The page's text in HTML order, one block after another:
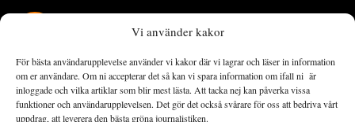
Vi använder kakor
För bästa användarupplevelse använder vi kakor där vi lagrar och läser in information
om er användare. Om ni accepterar det så kan vi spara information om ifall ni är
inloggade och vilka artiklar som blir mest lästa. Att tacka nej kan påverka vissa
funktioner och användarupplevelsen. Det gör det också svårare för oss att bedriva vårt
uppdrag, att leverera den bästa gröna journalistiken.
Landets Fria Tidning är en nyhetstidning med bred bevakning av
det viktigaste som händer lokalt och globalt och med fokus på
omställningsrörelsen. En omställning till ett hållbart samhälle går